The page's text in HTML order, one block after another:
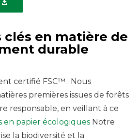
clés en matière de
durable
certifié FSC™ : Nous
premières issues de forêts
responsable, en veillant à ce
en papier écologiques Notre
la biodiversité et la